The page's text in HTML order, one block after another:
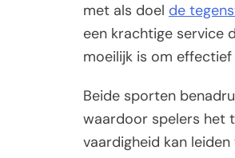
met als doel de
een krachtige service
moeilijk is om
Beide sporten
waardoor spelers het
vaardigheid kan